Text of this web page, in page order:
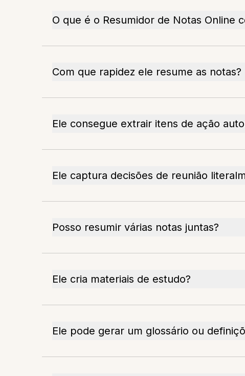
O que é o Resumidor de Notas Online
Com que rapidez ele resume as notas?
Ele consegue extrair itens de ação
Ele captura decisões de reunião
Posso resumir várias notas juntas?
Ele cria materiais de estudo?
Ele pode gerar um glossário ou